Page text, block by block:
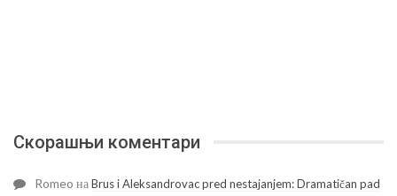
Скорашњи коментари
Romeo наBrus i Aleksandrovac pred nestajanjem: Dramatičan pad